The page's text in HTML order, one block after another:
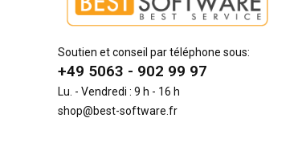
Soutien et conseil par téléphone sous:
+49 5063 - 902 99 97
Lu. - Vendredi : 9 h - 16 h
shop@best-software.fr